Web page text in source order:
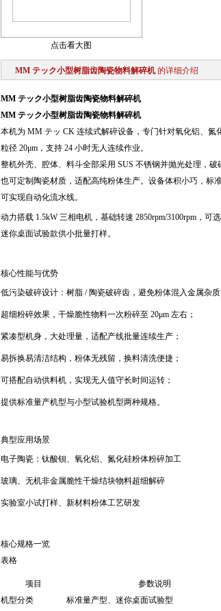
点击看大图
MM テック小型树脂齿陶瓷物料解碎机 的详细介绍
MM テック小型树脂齿陶瓷物料解碎机
MM テック小型树脂齿陶瓷物料解碎机
本机为 MM テッ CK 连续式解碎设备，专门针对氧化铝、
粒径 20μm，支持 24 小时无人连续作业。
整机外壳、腔体、料斗全部采用 SUS 不锈钢并抛光处理，
也可定制陶瓷材质，适配高纯粉体生产。设备体积小巧，标
可实现自动化流水线。
动力搭载 1.5kW 三相电机，基础转速 2850rpm/3100rpm，
迷你桌面试验款供小批量打样。
核心性能与优势
低污染破碎设计：树脂 / 陶瓷破碎齿，避免粉体混入金属杂质
超细粉碎效果，干燥脆性物料一次粉碎至 20μm 左右；
紧凑型机身，大处理量，适配产线批量连续生产；
易拆换易清洁结构，粉体无残留，换料清洗便捷；
可搭配自动供料机，实现无人值守长时间运转；
提供标准量产机型与小型试验机型两种规格。
典型应用场景
电子陶瓷：钛酸钡、氧化铝、氮化硅粉体粉碎加工
玻璃、无机非金属脆性干燥结块物料超细解碎
实验室小试打样、新材料粉体工艺研发
核心规格一览
表格
项目
参数说明
机型分类
标准量产型、迷你桌面试验型